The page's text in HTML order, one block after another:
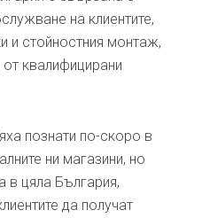
на клиентите,
и стойностния монтаж,
квалифицирани
познати по-скоро в
ни магазини, но
в цяла България,
да получат